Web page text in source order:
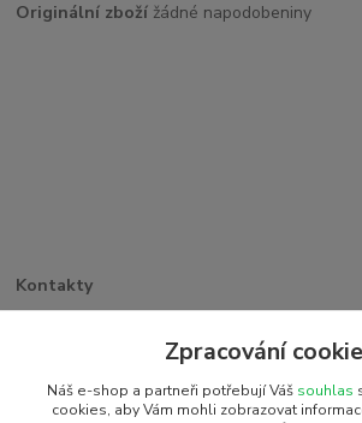
Originální zboží žádné napodobeniny
Kontakty
+420 773 263 369
detiakostky@seznam.cz
Zpracování
Náš e-shop a partneři potřebují Váš souhlas
cookies, aby Vám mohli zobrazovat